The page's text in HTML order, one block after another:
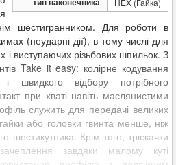
Deep, 05004511001,
414грн.
Deep, 05004512001,
490 грн.
Deep, 05004501001, 5.0×50.0мм
392грн.
Deep, 05004502001, 5.5×50.0мм
392
Deep, 05004509001,
380грн.
HEX (Гайка)
шестигранником. Для роботи в
(неударні дії), в тому числі для
і виступаючих різьбових шпильок. З
Take it easy: колірне кодування
швидкого відбору потрібного
при хваті навіть маслянистими
служить для передачі великих
або головки гвинта менше, ніж
шестикутника. Крім того, тріскачки
завдяки малому куті